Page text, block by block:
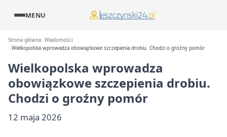
MENU
Strona główna Wiadomości
Wielkopolska wprowadza obowiązkowe szczepienia drobiu. Chodzi o groźny pomór
Wielkopolska wprowadza
obowiązkowe szczepienia drobiu.
Chodzi o groźny pomór
12 maja 2026